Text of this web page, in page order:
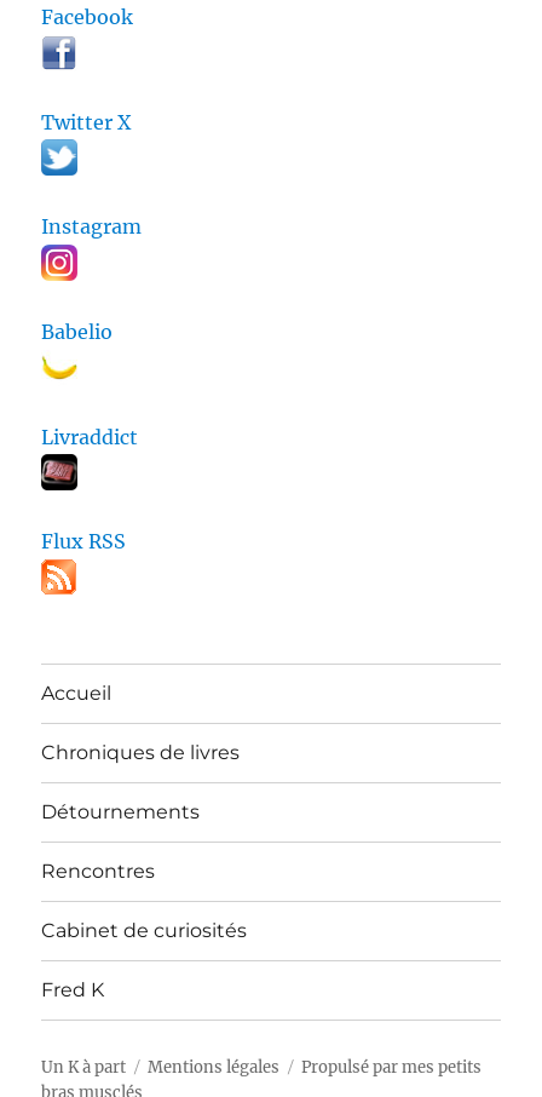
Facebook
Twitter X
Instagram
Babelio
Livraddict
Flux RSS
Accueil
Chroniques de livres
Détournements
Rencontres
Cabinet de curiosités
Fred K
Un K à part Mentions légales
Propulsé par mes petits
bras musclés